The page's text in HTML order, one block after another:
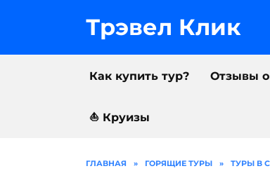
Трэвел Клик
Как купить тур? Отзывы
⛵️ Круизы
ГЛАВНАЯ » ГОРЯЩИЕ ТУРЫ » ТУРЫ В